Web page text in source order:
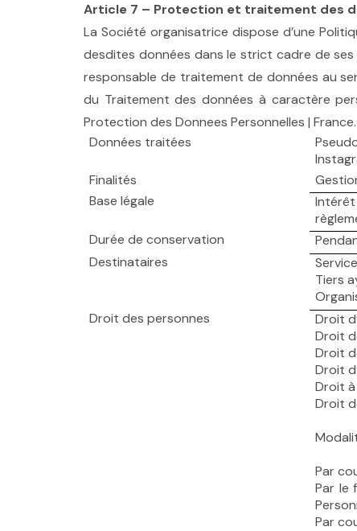
Article 7 – Protection et traitement des
La Société organisatrice dispose d’une
desdites données dans le strict cadre de
responsable de traitement de données au
du Traitement des données à caractère
Protection des Donnees Personnelles | France
Données traitées
Finalités
Base légale
Durée de conservation
Destinataires
Tiers
Droit des personnes
Droit
Droit
Droit
Droit
Droit
Droit
Par
Par le
Par